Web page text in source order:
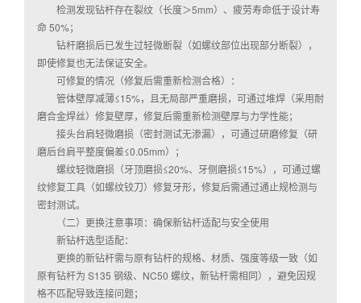
检测发现钻杆存在裂纹（长度＞5mm）、疲劳寿命低于设计寿
命 50%；
钻杆磨损后已发生过轻微断裂（如螺纹部位出现部分断裂），
即使修复也无法保证安全。
可修复的情况（修复后需重新检测合格）：
管体壁厚减薄≤15%，且无局部严重磨损，可通过堆焊（采用耐
磨合金焊丝）修复壁厚，修复后需重新检测壁厚与力学性能；
接头台肩轻微磨损（密封测试无渗漏），可通过研磨修复（研
磨后台肩平整度偏差≤0.05mm）；
螺纹轻微磨损（牙顶磨损≤20%、牙侧磨损≤15%），可通过螺
纹修复工具（如螺纹铰刀）修复牙形，修复后需通过通止规检测与
密封测试。
（二）更换注意事项：确保新钻杆适配与安全使用
新钻杆选型适配：
更换的新钻杆需与原有钻杆的规格、材质、强度等级一致（如
原有钻杆为 S135 钢级、NC50 螺纹，新钻杆需相同），避免因规
格不匹配导致连接问题；